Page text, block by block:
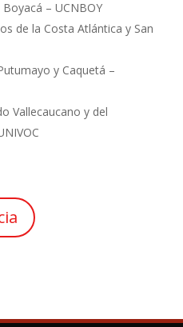
– UCNBOY
de la Costa Atlántica y San
y Caquetá –
Vallecaucano y del